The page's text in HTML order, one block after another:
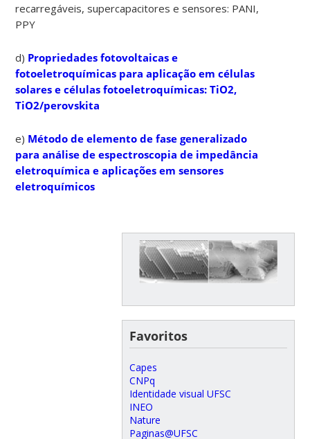
recarregáveis, supercapacitores e sensores: PANI,
PPY
d) Propriedades fotovoltaicas e
fotoeletroquímicas para aplicação em células
solares e células fotoeletroquímicas: TiO2,
TiO2/perovskita
e) Método de elemento de fase generalizado
para análise de espectroscopia de impedância
eletroquímica e aplicações em sensores
eletroquímicos
Favoritos
Capes
CNPq
Identidade visual UFSC
INEO
Nature
Paginas@UFSC